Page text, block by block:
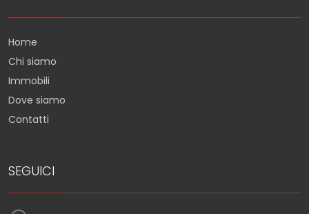
Home
Chi siamo
Immobili
Dove siamo
Contatti
SEGUICI